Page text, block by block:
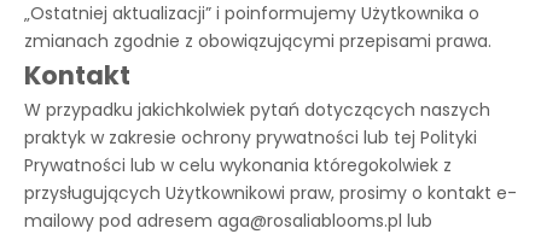
„Ostatniej aktualizacji” i poinformujemy Użytkownika o
zmianach zgodnie z obowiązującymi przepisami prawa.
Kontakt
W przypadku jakichkolwiek pytań dotyczących naszych
praktyk w zakresie ochrony prywatności lub tej Polityki
Prywatności lub w celu wykonania któregokolwiek z
przysługujących Użytkownikowi praw, prosimy o kontakt e-
mailowy pod adresem aga@rosaliablooms.pl lub